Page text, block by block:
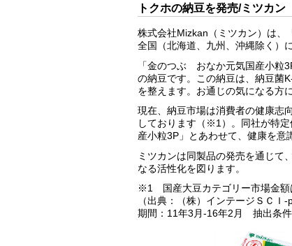
トクホの納豆を発売/ミツカン
株式会社Mizkan（ミツカン）は
全国（北海道、九州、沖縄除く）
「金のつぶ おなか元気国産小粒
の納豆です。この納豆は、納豆菌
を整えます。お通じの気になる方
現在、納豆市場は消費者の健康志
しております（※1）。同社が特
産小粒3P」とあわせて、健康を意
ミツカンは同製品の発売を通じて
なる活性化を図ります。
※1 国産大豆カテゴリー市場金額
（出典：（株）インテージＳＣ
期間：11年3月-16年2月 抽出条件